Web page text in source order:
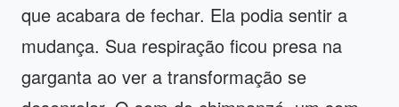
que acabara de fechar. Ela podia sentir a
mudança. Sua respiração ficou presa na
garganta ao ver a transformação se